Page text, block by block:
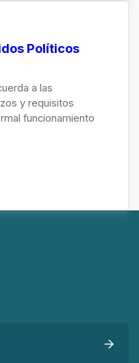
Políticos
a las
y requisitos
funcionamiento